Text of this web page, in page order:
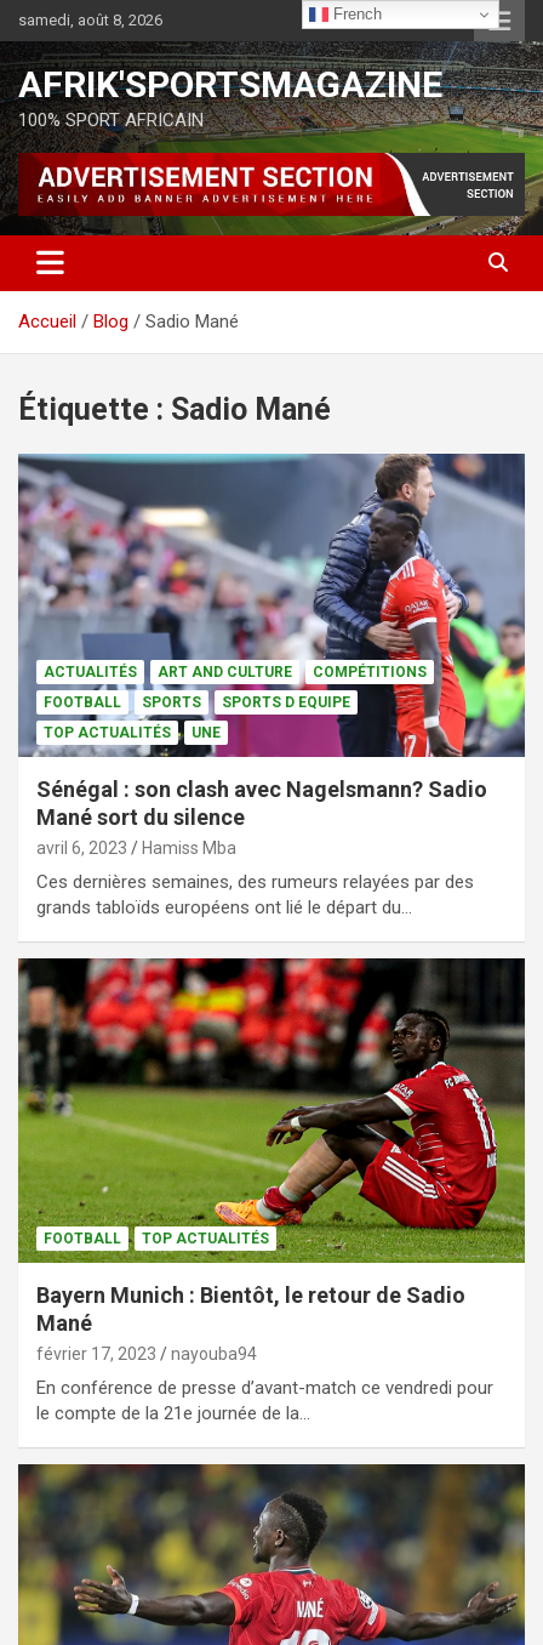
samedi, août 8, 2026
AFRIK'SPORTSMAGAZINE
100% SPORT AFRICAIN
Accueil Blog Sadio Mané
Étiquette : Sadio Mané
ACTUALITÉS ART AND CULTURE
COMPÉTITIONS
FOOTBALL
SPORTS
SPORTS D EQUIPE
TOP ACTUALITÉS
UNE
Sénégal : son clash avec Nagelsmann? Sadio
Mané sort du silence
avril 6, 2023 Hamiss Mba
Ces dernières semaines, des rumeurs relayées par des
grands tabloïds européens ont lié le départ du…
FOOTBALL TOP ACTUALITÉS
Bayern Munich : Bientôt, le retour de Sadio
Mané
février 17, 2023 nayouba94
En conférence de presse d’avant-match ce vendredi pour
le compte de la 21e journée de la…
French